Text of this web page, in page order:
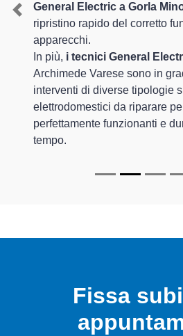
General Electric a Gorla
ripristino rapido del corretto
apparecchi.
In più, i tecnici General
Archimede Varese sono in
interventi di diverse tipologie
elettrodomestici da riparare
perfettamente funzionanti e
tempo.
Previous
Fissa